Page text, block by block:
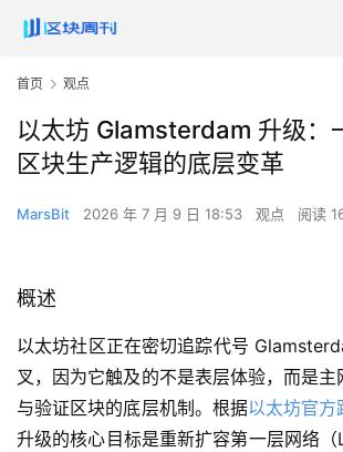
首页 观点
以太坊 Glamsterdam 升级：
区块生产逻辑的底层变革
MarsBit 2026 年 7 月 9 日 18:53 观点 阅读
概述
以太坊社区正在密切追踪代号
叉，因为它触及的不是表层体验，而是
与验证区块的底层机制。根据以太坊官方
升级的核心目标是重新扩容第一层网络（